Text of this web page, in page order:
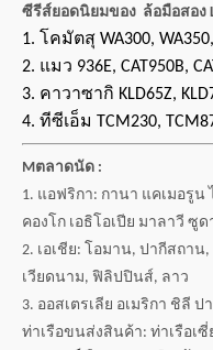
ซีรีส์ยอดนิยมของ ล้อมือสอง
1. โคมัตสุ WA300,
2. แมว 936E, CAT950B,
3. คาวาซากิ KLD65Z,
4. ทีซีเอ็ม TCM230,
Mตลาดนัด :
1. แอฟริกา: กานา แคเมอรูน
คองโก เอธิโอเปีย มาลาวี ซู
2. เอเชีย: โอมาน, ปากีสถา
เวียดนาม, ฟิลิปปินส์, ลาว
3. ออสเตรเลีย อเมริกา ชิลี
ท่าเรือขนส่งสินค้า: ท่าเรือเซี่